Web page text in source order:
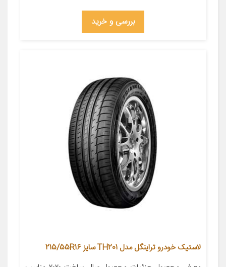
بررسی و خرید
لاستیک خودرو تراینگل مدل TH201 سایز 215/55R16